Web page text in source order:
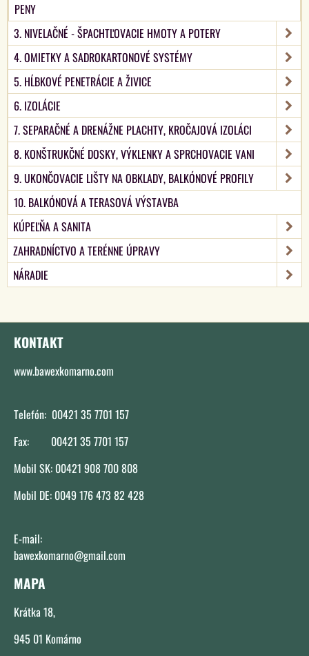
PENY
3. NIVELAČNÉ - ŠPACHTĽOVACIE HMOTY A POTERY
4. OMIETKY A SADROKARTONOVÉ SYSTÉMY
5. HĹBKOVÉ PENETRÁCIE A ŽIVICE
6. IZOLÁCIE
7. SEPARAČNÉ A DRENÁŽNE PLACHTY, KROČAJOVÁ IZOLÁCI
8. KONŠTRUKČNÉ DOSKY, VÝKLENKY A SPRCHOVACIE VANI
9. UKONČOVACIE LIŠTY NA OBKLADY, BALKÓNOVÉ PROFILY
10. BALKÓNOVÁ A TERASOVÁ VÝSTAVBA
KÚPEĽŇA A SANITA
ZAHRADNÍCTVO A TERÉNNE ÚPRAVY
NÁRADIE
KONTAKT
www.bawexkomarno.com
Telefón: 00421 35 7701 157
Fax: 00421 35 7701 157
Mobil SK: 00421 908 700 808
Mobil DE: 0049 176 473 82 428
E-mail:
bawexkomarno@gmail.com
MAPA
Krátka 18,
945 01 Komárno